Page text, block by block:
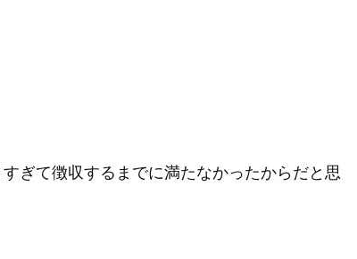
ぎて徴収するまでに満たなかったからだと思